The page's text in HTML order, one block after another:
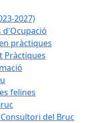
2027)
d'Ocupació
pràctiques
Pràctiques
felines
del Bruc